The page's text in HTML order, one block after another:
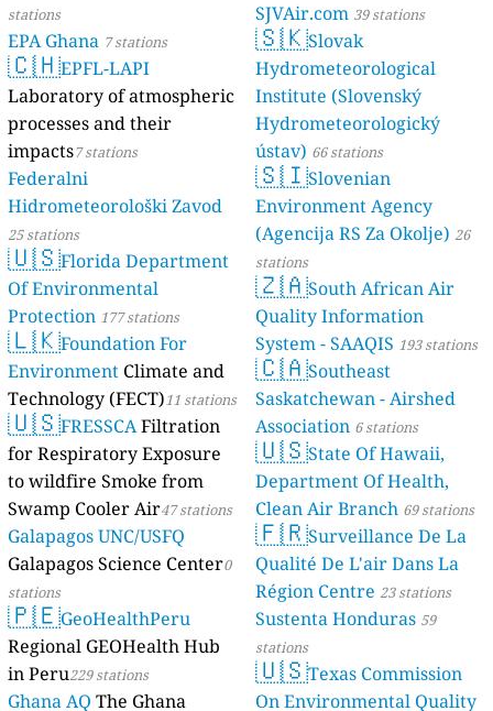
stations
EPA Ghana 7 stations
🇨🇭EPFL-LAPI
Laboratory of atmospheric
processes and their
impacts7 stations
Federalni
Hidrometeorološki Zavod
25 stations
🇺🇸Florida Department
Of Environmental
Protection 177 stations
🇱🇰Foundation For
Environment Climate and
Technology (FECT)11 stations
🇺🇸FRESSCAFiltration
for Respiratory Exposure
to wildfire Smoke from
Swamp Cooler Air47 stations
Galapagos UNC/USFQ
Galapagos Science Center0
stations
🇵🇪GeoHealthPeru
Regional GEOHealth Hub
in Peru229 stations
Ghana AQ The Ghana
SJVAir.com 39 stations
🇸🇰Slovak
Hydrometeorological
Institute (Slovenský
Hydrometeorologický
ústav) 66 stations
🇸🇮Slovenian
Environment Agency
(Agencija RS Za Okolje) 26
stations
🇿🇦South African Air
Quality Information
System - SAAQIS 193 stations
🇨🇦Southeast
Saskatchewan - Airshed
Association 6 stations
🇺🇸State Of Hawaii,
Department Of Health,
Clean Air Branch 69 stations
🇫🇷Surveillance De La
Qualité De L'air Dans La
Région Centre 23 stations
Sustenta Honduras 59
stations
🇺🇸Texas Commission
On Environmental Quality